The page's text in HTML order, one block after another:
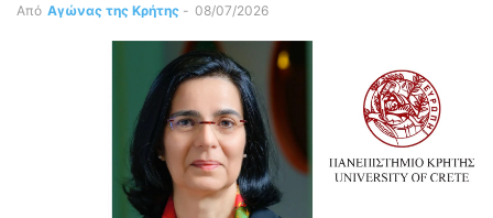
Από Αγώνας της Κρήτης - 08/07/2026